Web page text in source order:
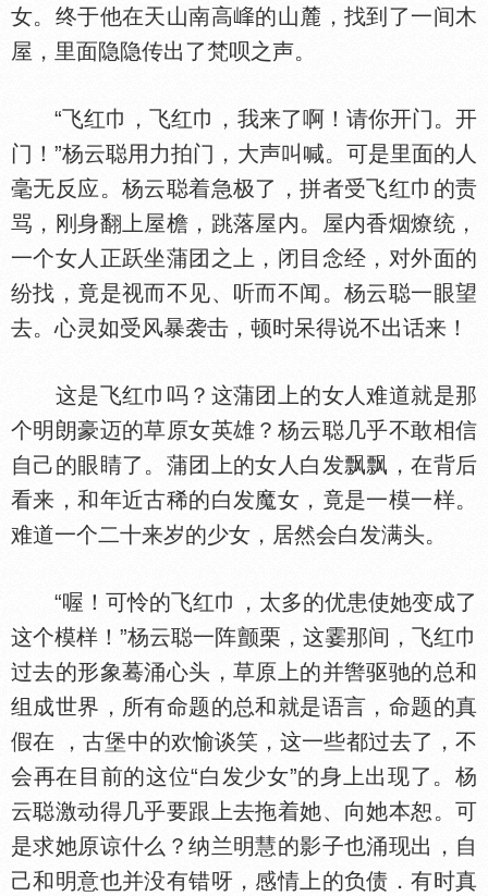
女。终于他在天山南高
的山麓，找到了一间木
屋，里面隐隐传出了梵呗之声。
“飞红巾，飞红巾，我来了啊！请你开门。开
门！”杨云聪用力拍门，大声叫喊。可是里面的人
毫无反应。杨云聪着急极了，拼者受飞红巾的责
骂，刚身翻上屋檐，跳落屋内。屋内香烟燎统，
一个女人正跃坐蒲团之上，闭目念经，对外面的
纷找，竟是视而不见、听而不闻。杨云聪一眼望
去。心灵如受风暴袭击，顿时呆得说不出话来！
这是飞红巾吗？这蒲团上的女人难道就是那
个明朗豪迈的草原女英雄？杨云聪几乎不敢相信
自己的眼睛了。蒲团上的女人白发飘飘，在背后
看来，和年近古稀的白发魔女，竟是一模一样。
难道一个二十来岁的少女，居然会白发满头。
“喔！可怜的飞红巾，太多的优患使她变成了
这个模样！”杨云聪一阵颤栗，这霎那间，飞红巾
过去的形象蓦涌心头，草原上的并辔驱驰的总和
组成世界，所有命题的总和就是语言，命题的真
假在 ，古堡中的欢愉谈笑，这一些都过去了，不
会再在目前的这位“白发少女”的身上出现了。杨
云聪激动得几乎要跟上去拖着她、向她本恕。可
是求她原谅什么？纳兰明慧的影子也涌现出，自
己和明意也并没有错呀，感情上的负债．有时真